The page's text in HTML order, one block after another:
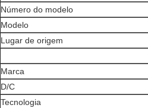
Número do modelo
Modelo
Lugar de origem
Marca
D/C
Tecnologia